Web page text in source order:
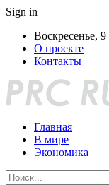
Sign in
Воскресенье, 9
О проекте
Контакты
Главная
В мире
Экономика